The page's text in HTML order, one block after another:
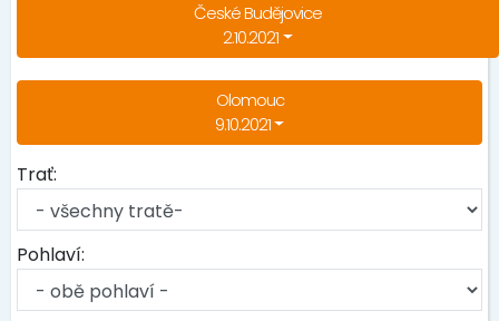
České Budějovice
2.10.2021
Olomouc
9.10.2021
Trať:
Pohlaví: